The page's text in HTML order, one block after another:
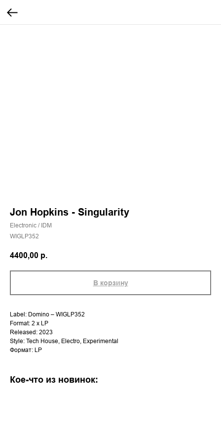
Jon Hopkins ‎- Singularity
Electronic / IDM
WIGLP352
4400,00 р.
В корзину
Label: Domino – WIGLP352
Format: 2 x LP
Released: 2023
Style: Tech House, Electro, Experimental
Формат: LP
Кое-что из новинок: